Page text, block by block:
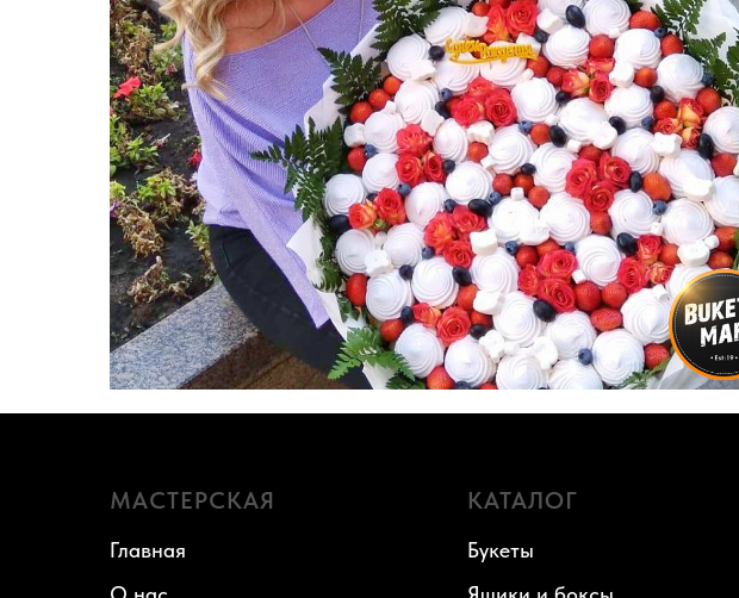
МАСТЕРСКАЯ
Главная
КАТАЛОГ
Букеты